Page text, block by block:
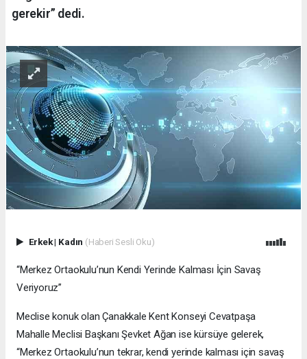
gerekir” dedi.
Erkek| Kadın (Haberi Sesli Oku)
“Merkez Ortaokulu’nun Kendi Yerinde Kalması İçin Savaş
Veriyoruz”
Meclise konuk olan Çanakkale Kent Konseyi Cevatpaşa
Mahalle Meclisi Başkanı Şevket Ağan ise kürsüye gelerek,
“Merkez Ortaokulu’nun tekrar, kendi yerinde kalması için savaş